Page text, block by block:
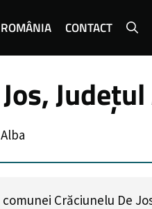
CONTACT
Crăciunelu De